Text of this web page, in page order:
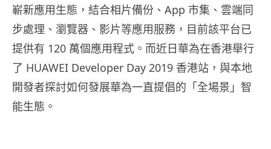
嶄新應用生態 ，結合相片備份、App 市集、雲端同
步處理、瀏覽器、影片等應用服務，目前該平台已
提供有 120 萬個應用程式。而近日華為在香港舉行
了 HUAWEI Developer Day 2019 香港站，與本地
開發者探討如何發展華為一直提倡的「全場景」智
能生態。